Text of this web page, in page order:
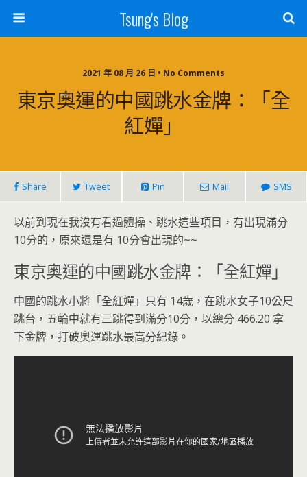
Tsung's Blog
2021 年 08 月 26 日 • No Comments
東京奧運的中國跳水金牌：「全
紅嬋」
Share Tweet Pin Mail SMS
以前到現在我沒有看過體操、跳水這些項目，有出現滿分
10分的，原來還是有 10分會出現的~~
東京奧運的中國跳水金牌：「全紅嬋」
中國的跳水小將「全紅嬋」只有 14歲，在跳水女子10公尺
跳台，五輪中就有三跳得到滿分10分，以總分 466.20 拿
下金牌，打破奧運跳水最高分紀錄。